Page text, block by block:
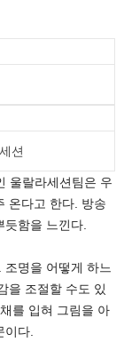
션
울랄라세션팀은 우
온다고 한다. 방송
함을 느낀다.
조명을 어떻게 하느
을 조절할 수도 있
를 입혀 그림을 아
다.